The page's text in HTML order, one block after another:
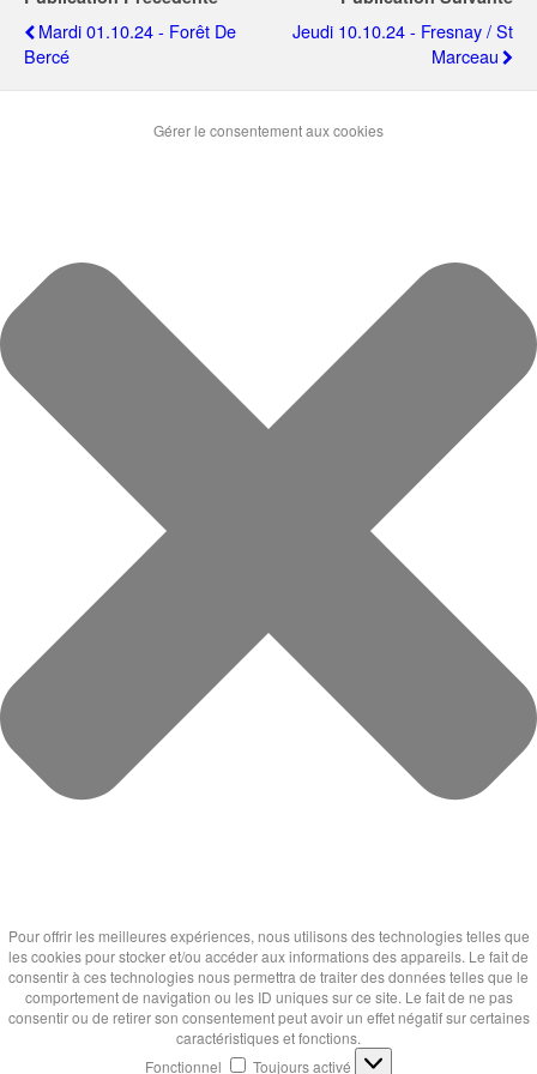
Mardi 01.10.24 - Forêt De
Bercé
Jeudi 10.10.24 - Fresnay / St
Marceau
Gérer le consentement aux cookies
Pour offrir les meilleures expériences, nous utilisons des technologies telles que
les cookies pour stocker et/ou accéder aux informations des appareils. Le fait de
consentir à ces technologies nous permettra de traiter des données telles que le
comportement de navigation ou les ID uniques sur ce site. Le fait de ne pas
consentir ou de retirer son consentement peut avoir un effet négatif sur certaines
caractéristiques et fonctions.
Fonctionnel
Toujours activé